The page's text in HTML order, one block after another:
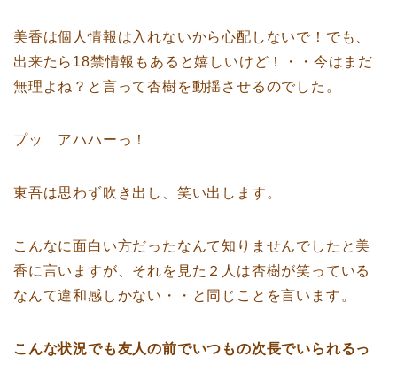
美香は個人情報は入れないから心配しないで！でも、
出来たら18禁情報もあると嬉しいけど！・・今はまだ
無理よね？と言って杏樹を動揺させるのでした。
プッ アハハーっ！
東吾は思わず吹き出し、笑い出します。
こんなに面白い方だったなんて知りませんでしたと美
香に言いますが、それを見た２人は杏樹が笑っている
なんて違和感しかない・・と同じことを言います。
こんな状況でも友人の前でいつもの次長でいられるっ